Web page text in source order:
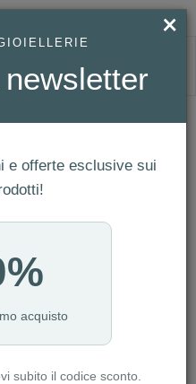
×
e offerte esclusive sui
acquisto
subito il codice sconto.